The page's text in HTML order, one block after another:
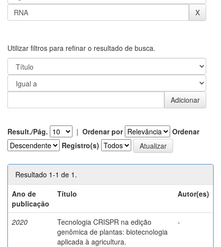
Utilizar filtros para refinar o resultado de busca.
Result./Pág. | Ordenar por
Ordenar
Registro(s)
Resultado 1-1 de 1.
Ano de
publicação
Título Autor(es)
2020
Tecnologia CRISPR na edição
genômica de plantas: biotecnologia
aplicada à agricultura.
-